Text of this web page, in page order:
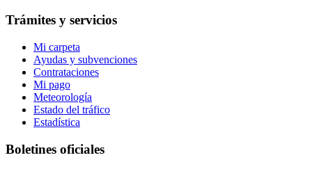
Trámites y servicios
Mi carpeta
Ayudas y subvenciones
Contrataciones
Mi pago
Meteorología
Estado del tráfico
Estadística
Boletines oficiales